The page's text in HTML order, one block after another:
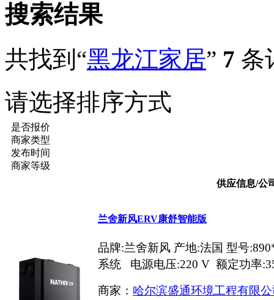
搜索结果
共找到“黑龙江家居” 7 条
请选择排序方式
是否报价
商家类型
发布时间
商家等级
供应信息/公
兰舍新风ERV康舒智能版
品牌:兰舍新风 产地:法国 型号
系统 电源电压:220 V 额定功率
商家： 哈尔滨盛通环境工程有限